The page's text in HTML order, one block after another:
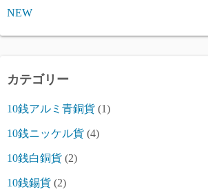
NEW
カテゴリー
10銭アルミ青銅貨 (1)
10銭ニッケル貨 (4)
10銭白銅貨 (2)
10銭錫貨 (2)